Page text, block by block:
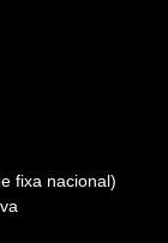
fixa nacional)